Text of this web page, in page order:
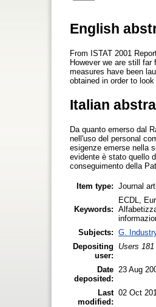
English
From ISTAT 2001
However we are still
measures have been
obtained in order to
Italian
Da quanto emerso dal
nell'uso del personal
esigenze emerse nella
evidente è stato quello
conseguimento della
Item type: Journal
Keywords:
ECDL,
Subjects: G.
Depositing
user:
Users 181
Date
deposited:
23 Aug
Last
modified:
02 Oct